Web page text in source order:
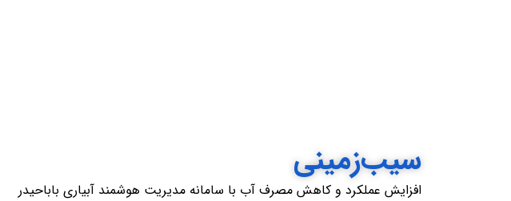
سیب‌زمینی
افزایش عملکرد و کاهش مصرف آب با سامانه مدیریت هوشمند آبیاری باباحیدر